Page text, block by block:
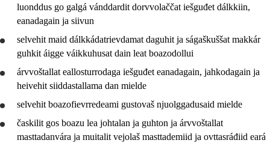
luonddus go galgá vánddardit dorvvolaččat iešguđet dálkkiin,
eanadagain ja siivun
selvehit maid dálkkádatrievdamat daguhit ja ságaškuššat makkár
guhkit áigge váikkuhusat dain leat boazodollui
árvvoštallat eallosturrodaga iešguđet eanadagain, jahkodagain ja
heivehit siiddastallama dan mielde
selvehit boazofievrredeami gustovaš njuolggadusaid mielde
časkilit gos boazu lea johtalan ja guhton ja árvvoštallat
masttadanvára ja muitalit vejolaš masttademiid ja ovttasráđiid eará